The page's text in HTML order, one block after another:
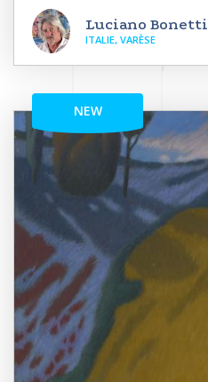
Luciano Bonetti
ITALIE, VARÈSE
NEW